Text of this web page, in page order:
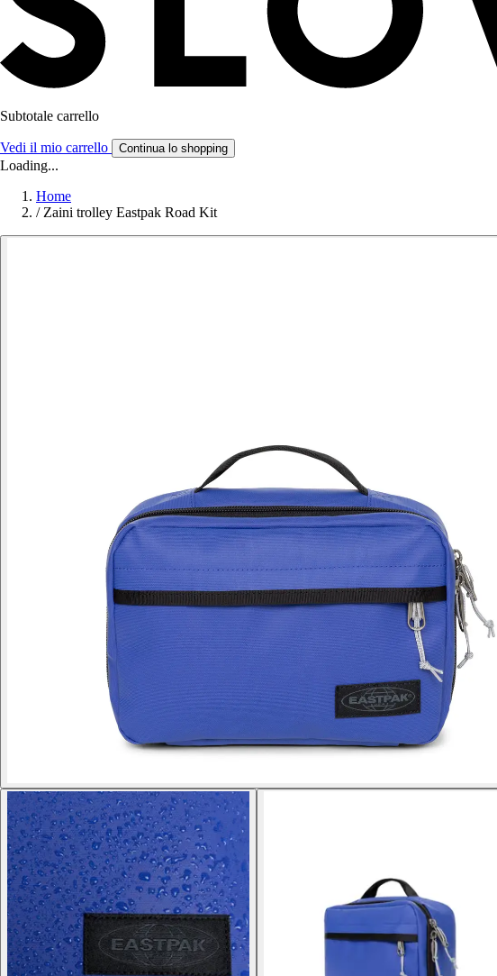
Subtotale carrello
Vedi il mio carrello Continua lo shopping
Loading...
Home
/ Zaini trolley Eastpak Road Kit